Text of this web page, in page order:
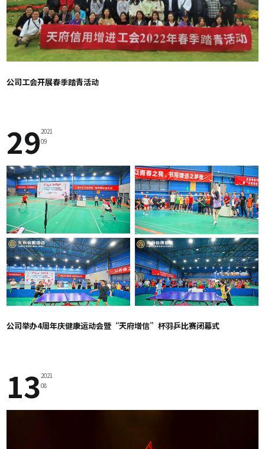
公司工会开展春季踏青活动
292021
09
公司举办4周年庆健康运动会暨“天府增信”杯羽乒比赛闭幕式
132021
08